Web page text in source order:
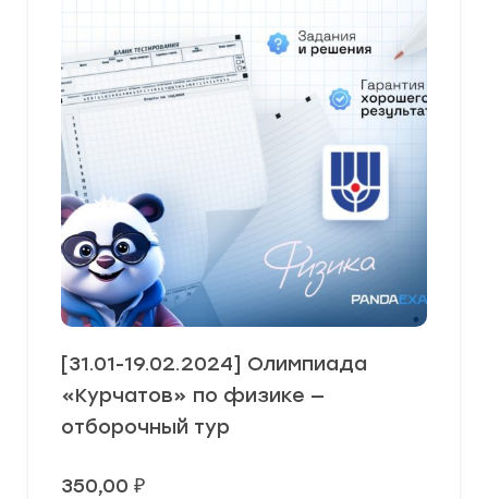
[31.01-19.02.2024] Олимпиада
«Курчатов» по физике —
отборочный тур
350,00 ₽